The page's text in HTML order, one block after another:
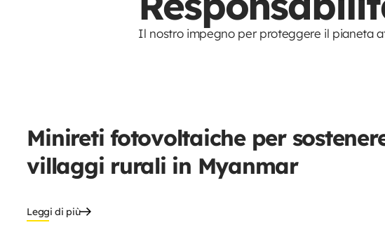
Il nostro impegno per proteggere il pianeta
Minireti fotovoltaiche per
villaggi rurali in Myanmar
Leggi di più